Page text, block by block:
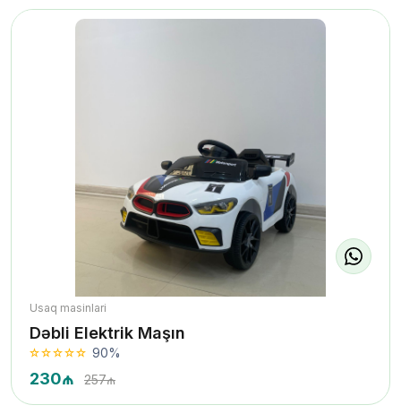
Usaq masinlari
Dəbli Elektrik Maşın
90%
230₼ 257₼